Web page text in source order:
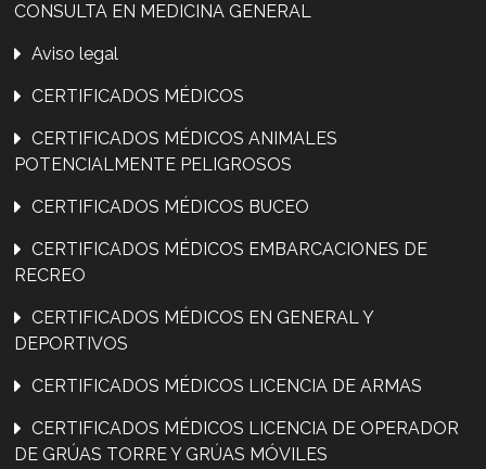
CONSULTA EN MEDICINA GENERAL
Aviso legal
CERTIFICADOS MÉDICOS
CERTIFICADOS MÉDICOS ANIMALES
POTENCIALMENTE PELIGROSOS
CERTIFICADOS MÉDICOS BUCEO
CERTIFICADOS MÉDICOS EMBARCACIONES DE
RECREO
CERTIFICADOS MÉDICOS EN GENERAL Y
DEPORTIVOS
CERTIFICADOS MÉDICOS LICENCIA DE ARMAS
CERTIFICADOS MÉDICOS LICENCIA DE OPERADOR
DE GRÚAS TORRE Y GRÚAS MÓVILES